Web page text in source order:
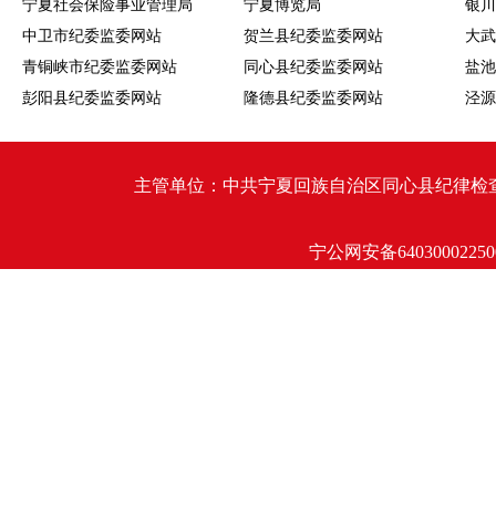
宁夏社会保险事业管理局
宁夏博览局
银
中卫市纪委监委网站
贺兰县纪委监委网站
大
青铜峡市纪委监委网站
同心县纪委监委网站
盐
彭阳县纪委监委网站
隆德县纪委监委网站 泾
主管单位：中共宁夏回族自治区同心县纪律检
宁公网安备